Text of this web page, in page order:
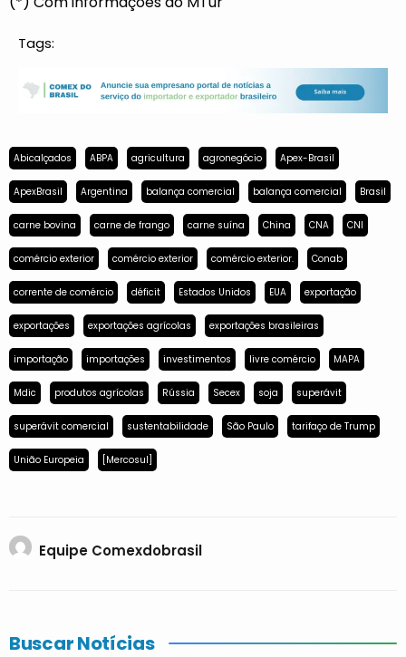
Tags:
Abicalçados ABPA agricultura agronegócio Apex-Brasil
ApexBrasil Argentina balança comercial balança comercial Brasil
carne bovina carne de frango carne suína China CNA CNI
comércio exterior comércio exterior comércio exterior. Conab
corrente de comércio déficit Estados Unidos EUA exportação
exportações exportações agrícolas exportações brasileiras
importação importações investimentos livre comércio MAPA
Mdic produtos agrícolas Rússia Secex soja superávit
superávit comercial sustentabilidade São Paulo tarifaço de Trump
União Europeia [Mercosul]
Equipe Comexdobrasil
Buscar Notícias